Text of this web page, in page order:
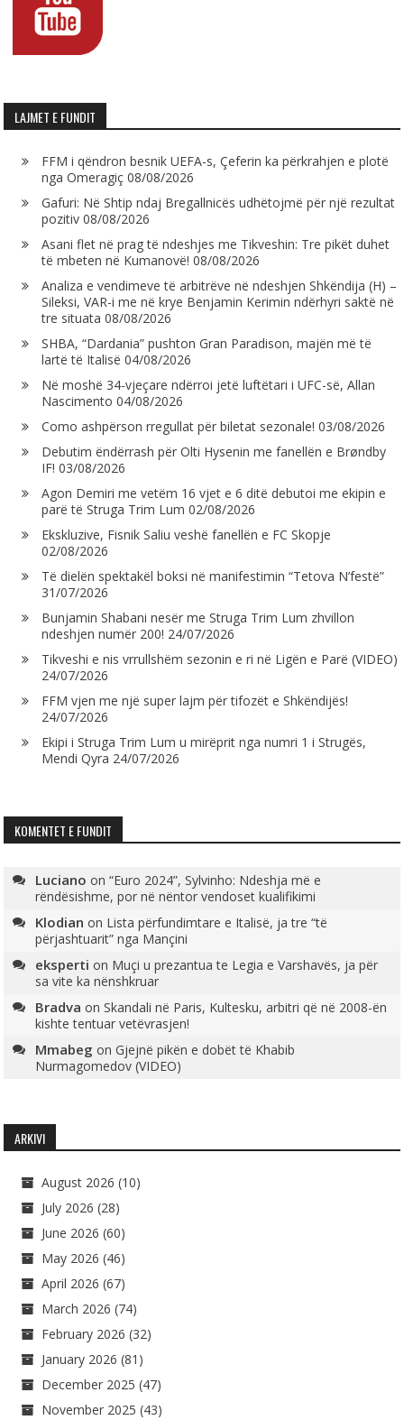
LAJMET E FUNDIT
FFM i qëndron besnik UEFA-s, Çeferin ka përkrahjen e plotë
nga Omeragiç 08/08/2026
Gafuri: Në Shtip ndaj Bregallnicës udhëtojmë për një rezultat
pozitiv 08/08/2026
Asani flet në prag të ndeshjes me Tikveshin: Tre pikët duhet
të mbeten në Kumanovë! 08/08/2026
Analiza e vendimeve të arbitrëve në ndeshjen Shkëndija (H) –
Sileksi, VAR-i me në krye Benjamin Kerimin ndërhyri saktë në
tre situata 08/08/2026
SHBA, “Dardania” pushton Gran Paradison, majën më të
lartë të Italisë 04/08/2026
Në moshë 34-vjeçare ndërroi jetë luftëtari i UFC-së, Allan
Nascimento 04/08/2026
Como ashpërson rregullat për biletat sezonale! 03/08/2026
Debutim ëndërrash për Olti Hysenin me fanellën e Brøndby
IF! 03/08/2026
Agon Demiri me vetëm 16 vjet e 6 ditë debutoi me ekipin e
parë të Struga Trim Lum 02/08/2026
Ekskluzive, Fisnik Saliu veshë fanellën e FC Skopje
02/08/2026
Të dielën spektakël boksi në manifestimin “Tetova N’festë”
31/07/2026
Bunjamin Shabani nesër me Struga Trim Lum zhvillon
ndeshjen numër 200! 24/07/2026
Tikveshi e nis vrrullshëm sezonin e ri në Ligën e Parë (VIDEO)
24/07/2026
FFM vjen me një super lajm për tifozët e Shkëndijës!
24/07/2026
Ekipi i Struga Trim Lum u mirëprit nga numri 1 i Strugës,
Mendi Qyra 24/07/2026
KOMENTET E FUNDIT
Luciano on“Euro 2024”, Sylvinho: Ndeshja më e
rëndësishme, por në nëntor vendoset kualifikimi
Klodian on Lista përfundimtare e Italisë, ja tre “të
përjashtuarit” nga Mançini
eksperti on Muçi u prezantua te Legia e Varshavës, ja për
sa vite ka nënshkruar
Bradva onSkandali në Paris, Kultesku, arbitri që në 2008-ën
kishte tentuar vetëvrasjen!
Mmabeg onGjejnë pikën e dobët të Khabib
Nurmagomedov (VIDEO)
ARKIVI
August 2026 (10)
July 2026 (28)
June 2026 (60)
May 2026 (46)
April 2026 (67)
March 2026 (74)
February 2026 (32)
January 2026 (81)
December 2025 (47)
November 2025 (43)